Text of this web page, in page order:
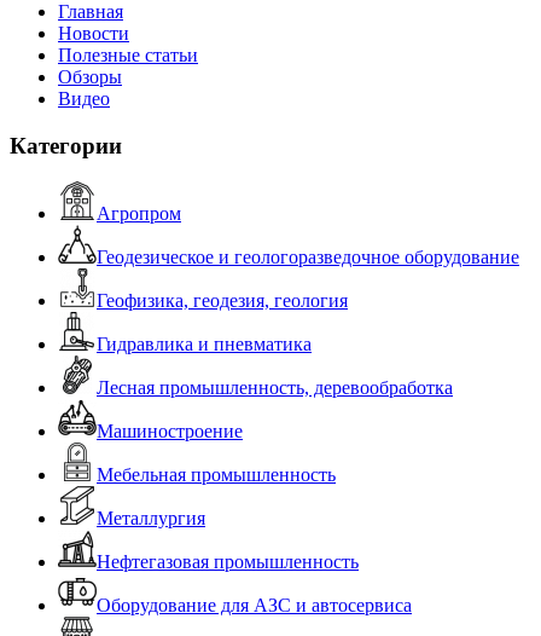
Главная
Новости
Полезные статьи
Обзоры
Видео
Категории
Агропром
Геодезическое и геологоразведочное оборудование
Геофизика, геодезия, геология
Гидравлика и пневматика
Лесная промышленность, деревообработка
Машиностроение
Мебельная промышленность
Металлургия
Нефтегазовая промышленность
Оборудование для АЗС и автосервиса